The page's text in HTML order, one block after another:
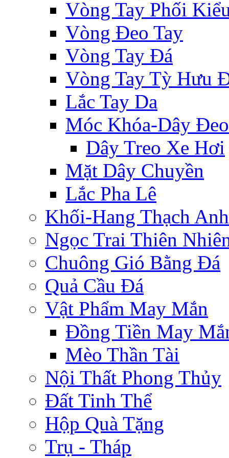
Vòng Tay Phối
Vòng Đeo Tay
Vòng Tay Đá
Vòng Tay Tỳ Hưu
Lắc Tay Da
Móc Khóa-Dây Đeo
Dây Treo Xe Hơi
Mặt Dây Chuyền
Lắc Pha Lê
Khối-Hang Thạch Anh
Ngọc Trai Thiên
Chuông Gió Bằng Đá
Quả Cầu Đá
Vật Phẩm May Mắn
Đồng Tiền May
Mèo Thần Tài
Nội Thất Phong Thủy
Đất Tinh Thể
Hộp Quà Tặng
Trụ - Tháp